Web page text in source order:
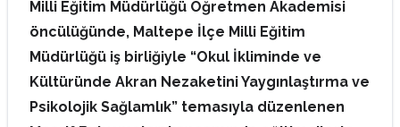
Milli Eğitim Müdürlüğü Öğretmen Akademisi
öncülüğünde, Maltepe İlçe Milli Eğitim
Müdürlüğü iş birliğiyle “Okul İkliminde ve
Kültüründe Akran Nezaketini Yaygınlaştırma ve
Psikolojik Sağlamlık” temasıyla düzenlenen